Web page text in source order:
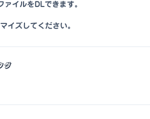
ァイルをDLできます。
イズしてください。
グ